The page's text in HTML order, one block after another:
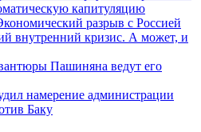
капитуляцию
разрыв с Россией
внутренний кризис. А может, и
Пашиняна ведут его
намерение администрации
Баку